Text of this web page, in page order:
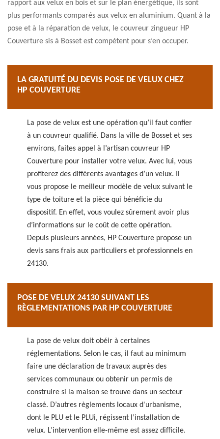
rapport aux velux en bois et sur le plan énergétique, ils sont
plus performants comparés aux velux en aluminium. Quant à la
pose et à la réparation de velux, le couvreur zingueur HP
Couverture sis à Bosset est compétent pour s’en occuper.
LA GRATUITÉ DU DEVIS POSE DE VELUX CHEZ
HP COUVERTURE
La pose de velux est une opération qu’il faut confier
à un couvreur qualifié. Dans la ville de Bosset et ses
environs, faites appel à l’artisan couvreur HP
Couverture pour installer votre velux. Avec lui, vous
profiterez des différents avantages d’un velux. Il
vous propose le meilleur modèle de velux suivant le
type de toiture et la pièce qui bénéficie du
dispositif. En effet, vous voulez sûrement avoir plus
d’informations sur le coût de cette opération.
Depuis plusieurs années, HP Couverture propose un
devis sans frais aux particuliers et professionnels en
24130.
POSE DE VELUX 24130 SUIVANT LES
RÈGLEMENTATIONS PAR HP COUVERTURE
La pose de velux doit obéir à certaines
réglementations. Selon le cas, il faut au minimum
faire une déclaration de travaux auprès des
services communaux ou obtenir un permis de
construire si la maison se trouve dans un secteur
classé. D’autres règlements locaux d'urbanisme,
dont le PLU et le PLUi, régissent l’installation de
velux. L’intervention elle-même est assez difficile.